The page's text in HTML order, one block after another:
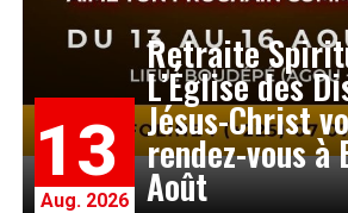
13
Aug. 2026
Retraite
L’Église des
Jésus-Christ
rendez-vous à
Août